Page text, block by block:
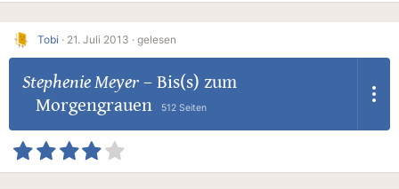
Tobi · 21. Juli 2013 · gelesen
Stephenie Meyer– Bis(s) zum
Morgengrauen
512 Seiten